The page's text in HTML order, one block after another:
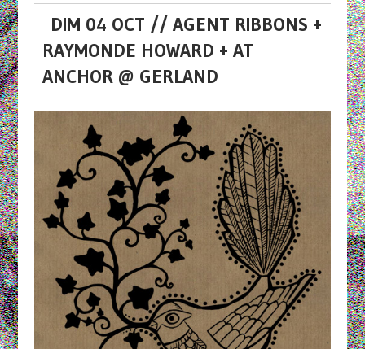
DIM 04 OCT // AGENT RIBBONS +
RAYMONDE HOWARD + AT
ANCHOR @ GERLAND